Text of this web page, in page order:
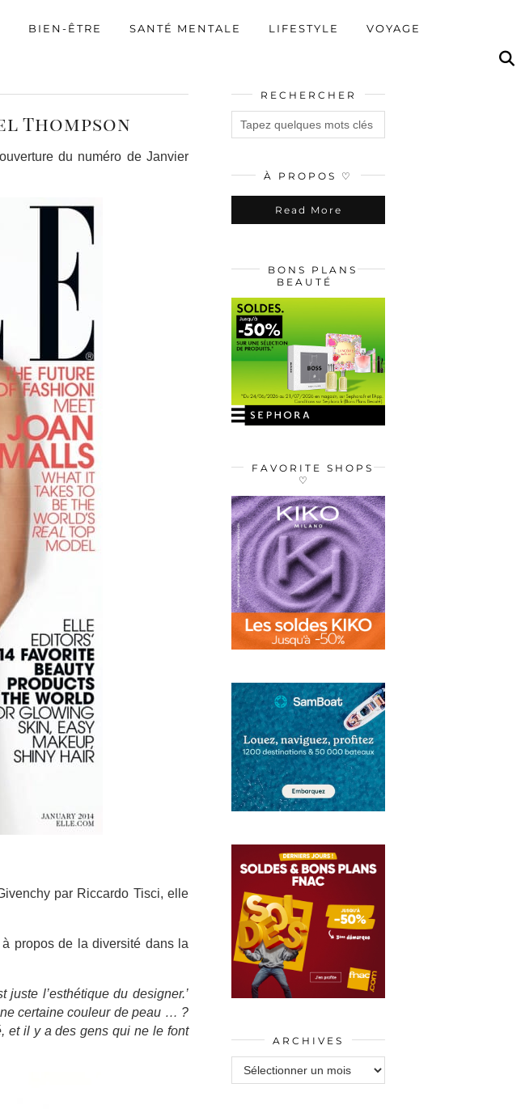
BIEN-ÊTRE SANTÉ MENTALE LIFESTYLE VOYAGE
Thompson
du numéro de Janvier
par Riccardo Tisci, elle
propos de la diversité dans la
l’esthétique du designer.’
certaine couleur de peau … ?
et il y a des gens qui ne le font
RECHERCHER
À PROPOS ♡
Read More
BONS PLANS
BEAUTÉ
FAVORITE SHOPS
♡
ARCHIVES
Archives